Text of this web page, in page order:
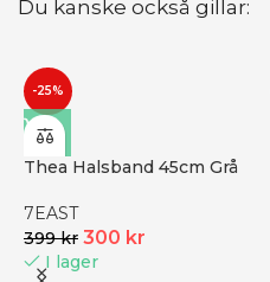
Du kanske också gillar:
-25%
Thea Halsband 45cm Grå
7EAST
399kr 300 kr
I lager